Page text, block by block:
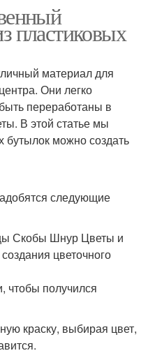
пластиковых
материал для
Они легко
переработаны в
В этой статье мы
бутылок можно создать
следующие
Скобы Шнур Цветы и
цветочного
чтобы получился
краску, выбирая цвет,